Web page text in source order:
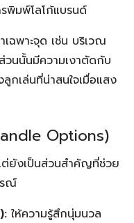
พิมพ์โลโก้แบรนด์
เฉพาะจุด เช่น บริเวณ
นนั้นมีความเงาตัดกับ
กเล่นที่น่าสนใจเมื่อแสง
Options)
ยังเป็นส่วนสำคัญที่ช่วย
รณ์
ให้ความรู้สึกนุ่มนวล